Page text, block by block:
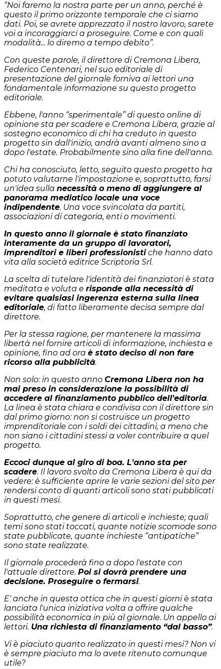
“Noi faremo la nostra parte per un anno, perché è
questo il primo orizzonte temporale che ci siamo
dati. Poi, se avrete apprezzato il nostro lavoro, sarete
voi a incoraggiarci a proseguire. Come e con quali
modalità... lo diremo a tempo debito”.
Con queste parole, il direttore di Cremona Libera,
Federico Centenari, nel suo editoriale di
presentazione del giornale forniva ai lettori una
fondamentale informazione su questo progetto
editoriale.
Ebbene, l'anno “sperimentale” di questo online di
opinione sta per scadere e Cremona Libera, grazie al
sostegno economico di chi ha creduto in questo
progetto sin dall'inizio, andrà avanti almeno sino a
dopo l'estate. Probabilmente sino alla fine dell'anno.
Chi ha conosciuto, letto, seguito questo progetto ha
potuto valutarne l'impostazione e, soprattutto, farsi
un'idea sulla necessità o meno di aggiungere al
panorama mediatico locale una voce
indipendente. Una voce svincolata da partiti,
associazioni di categoria, enti o movimenti.
In questo anno il giornale è stato finanziato
interamente da un gruppo di lavoratori,
imprenditori e liberi professionistiche hanno dato
vita alla società editrice Scriptoria Srl.
La scelta di tutelare l'identità dei finanziatori è stata
meditata e voluta e risponde alla necessità di
evitare qualsiasi ingerenza esterna sulla linea
editoriale, di fatto liberamente decisa sempre dal
direttore.
Per la stessa ragione, per mantenere la massima
libertà nel fornire articoli di informazione, inchiesta e
opinione, fino ad ora è stato deciso di non fare
ricorso alla pubblicità.
Non solo: in questo anno Cremona Libera non ha
mai preso in considerazione la possibilità di
accedere al finanziamento pubblico dell'editoria.
La linea è stata chiara e condivisa con il direttore sin
dal primo giorno: non si costruisce un progetto
imprenditoriale con i soldi dei cittadini, a meno che
non siano i cittadini stessi a voler contribuire a quel
progetto.
Eccoci dunque al giro di boa. L'anno sta per
scadere. Il lavoro svolto da Cremona Libera è qui da
vedere: è sufficiente aprire le varie sezioni del sito per
rendersi conto di quanti articoli sono stati pubblicati
in questi mesi.
Soprattutto, che genere di articoli e inchieste; quali
temi sono stati toccati, quante notizie scomode sono
state pubblicate, quante inchieste “antipatiche”
sono state realizzate.
Il giornale procederà fino a dopo l'estate con
l'attuale direttore. Poi si dovrà prendere una
decisione. Proseguire o fermarsi.
E' anche in questa ottica che in questi giorni è stata
lanciata l'unica iniziativa volta a offrire qualche
possibilità economica in più al giornale. Un appello ai
lettori. Una richiesta di finanziamento “dal basso”.
Vi è piaciuto quanto realizzato in questi mesi? Non vi
è sempre piaciuto ma lo avete ritenuto comunque
utile?